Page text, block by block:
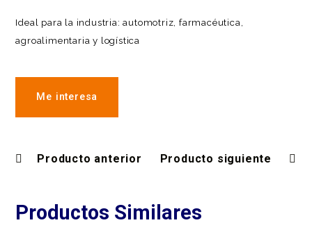
Ideal para la industria: automotriz, farmacéutica,
agroalimentaria y logística
Me interesa
Producto anterior Producto siguiente
Productos Similares